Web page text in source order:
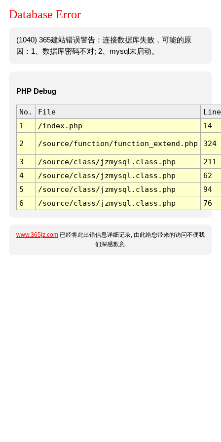
Database Error
(1040) 365建站错误警告：连接数据库失败，可能的原
因：1、数据库密码不对; 2、mysql未启动。
PHP Debug
No. File
Line
1
/index.php 14
2 /source/function/function_extend.php 324
3 /source/class/jzmysql.class.php
211
4
/source/class/jzmysql.class.php
62
5
/source/class/jzmysql.class.php
94
6
/source/class/jzmysql.class.php 76
www.365jz.com 已经将此出错信息详细记录, 由此给您带来的访问不便我
们深感歉意.